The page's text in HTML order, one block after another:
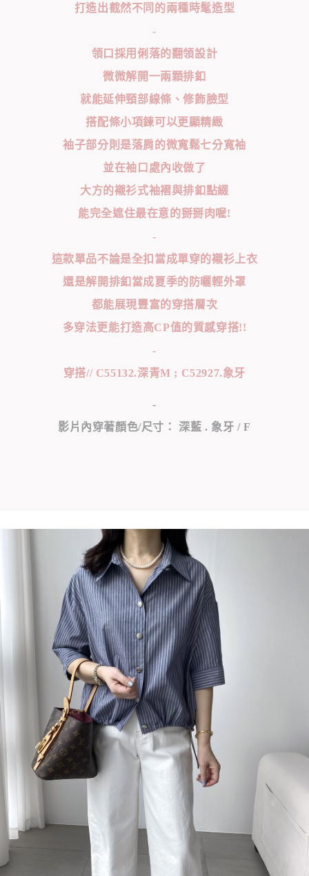
打造出截然不同的兩種時髦造型
-
領口採用俐落的翻領設計
微微解開一兩顆排釦
就能延伸頸部線條、修飾臉型
搭配條小項鍊可以更顯精緻
袖子部分則是落肩的微寬鬆七分寬袖
並在袖口處內收做了
大方的襯衫式袖褶與排釦點綴
能完全遮住最在意的掰掰肉喔!
-
這款單品不論是全扣當成單穿的襯衫上衣
還是解開排釦當成夏季的防曬輕外罩
都能展現豐富的穿搭層次
多穿法更能打造高CP值的質感穿搭!!
-
穿搭// C55132.深青M ; C52927.象牙
-
影片內穿著顏色/尺寸： 深藍 . 象牙 / F